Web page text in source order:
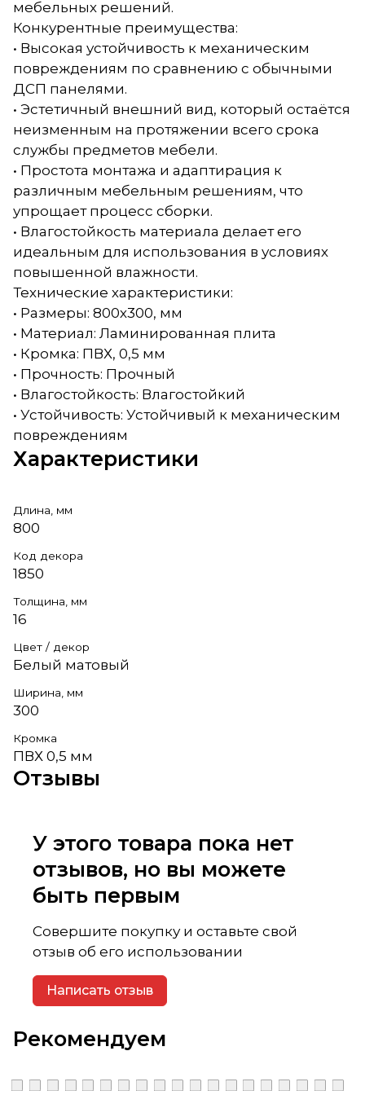
мебельных решений.
Конкурентные преимущества:
• Высокая устойчивость к механическим
повреждениям по сравнению с обычными
ДСП панелями.
• Эстетичный внешний вид, который остаётся
неизменным на протяжении всего срока
службы предметов мебели.
• Простота монтажа и адаптирация к
различным мебельным решениям, что
упрощает процесс сборки.
• Влагостойкость материала делает его
идеальным для использования в условиях
повышенной влажности.
Технические характеристики:
• Размеры: 800х300, мм
• Материал: Ламинированная плита
• Кромка: ПВХ, 0,5 мм
• Прочность: Прочный
• Влагостойкость: Влагостойкий
• Устойчивость: Устойчивый к механическим
повреждениям
Характеристики
Длина, мм
800
Код декора
1850
Толщина, мм
16
Цвет / декор
Белый матовый
Ширина, мм
300
Кромка
ПВХ 0,5 мм
Отзывы
У этого товара пока нет
отзывов, но вы можете
быть первым
Совершите покупку и оставьте свой
отзыв об его использовании
Написать отзыв
Рекомендуем